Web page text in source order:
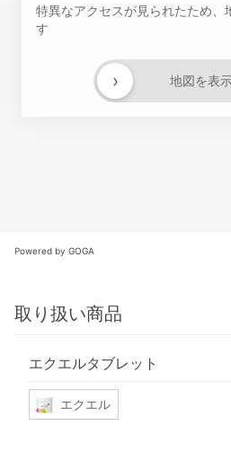
特異なアクセスが見られたため、
す
地図を表
›
Powered by GOGA
取り扱い商品
エクエルタブレット
エクエル